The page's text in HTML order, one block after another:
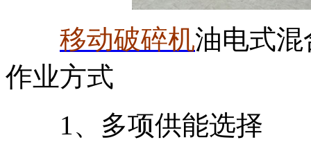
移动破碎机油电式
作业方式
1、多项供能选择